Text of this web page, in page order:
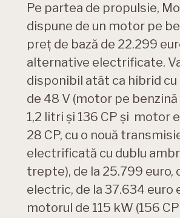
Pe partea de propulsie,
dispune de un motor pe
preț de bază de 22.299
alternative electrificate.
disponibil atât ca hibrid
de 48 V (motor pe
1,2 litri și 136 CP și motor
28 CP, cu o nouă
electrificată cu dublu
trepte), de la 25.799 euro,
electric, de la 37.634 euro
motorul de 115 kW (156